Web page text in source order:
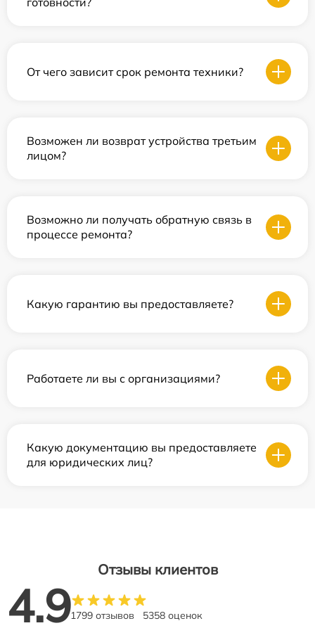
От чего зависит срок ремонта техники?
Возможен ли возврат устройства третьим
лицом?
Возможно ли получать обратную связь в
процессе ремонта?
Какую гарантию вы предоставляете?
Работаете ли вы с организациями?
Какую документацию вы предоставляете
для юридических лиц?
Отзывы клиентов
4.91799 отзывов 5358 оценок